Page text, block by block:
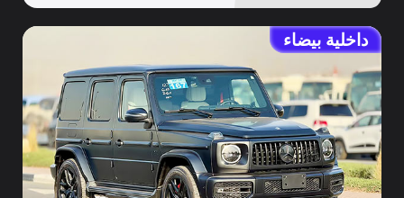
داخلية بيضاء